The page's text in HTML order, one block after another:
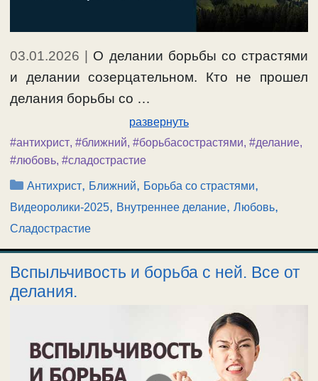
03.01.2026 | О делании борьбы со страстями
и делании созерцательном. Кто не прошел
делания борьбы со …
развернуть
#антихрист, #ближний, #борьбасострастями, #делание,
#любовь, #сладострастие
Рубрики
Антихрист, Ближний, Борьба со страстями,
Видеоролики-2025, Внутреннее делание, Любовь,
Сладострастие
Вспыльчивость и борьба с ней. Все от
делания.